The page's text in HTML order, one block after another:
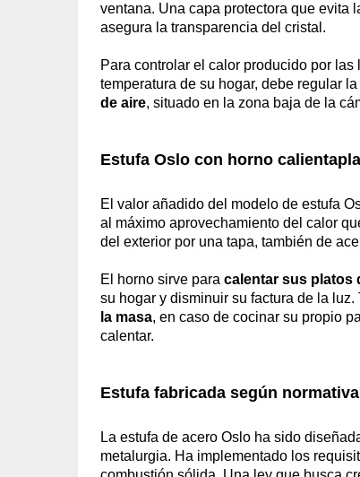
ventana. Una capa protectora que evita
asegura la transparencia del cristal.
Para controlar el calor producido por
temperatura de su hogar, debe regular
de aire, situado en la zona baja de la
Estufa Oslo con horno
El valor añadido del modelo de estufa
al máximo aprovechamiento del calor
del exterior por una tapa, también de
El horno sirve para calentar sus platos
su hogar y disminuir su factura de la luz.
la masa, en caso de cocinar su propio
calentar.
Estufa fabricada según
La estufa de acero Oslo ha sido
metalurgia. Ha implementado los